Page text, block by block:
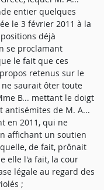
entier quelques
le 3 février 2011 à la
déjà
se proclamant
le fait que ces
retenus sur le
ne saurait ôter toute
B... mettant le doigt
antisémites de M. A...
en 2011, qui ne
affichant un soutien
de fait, prônait
elle l'a fait, la cour
légale au regard des
;